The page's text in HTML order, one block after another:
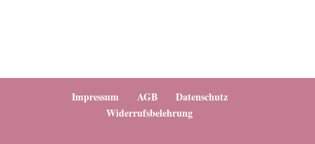
Impressum AGB
Datenschutz
Widerrufsbelehrung